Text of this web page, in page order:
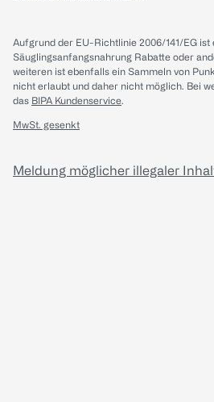
Aufgrund der EU-Richtlinie 2006/141/EG ist
Säuglingsanfangsnahrung Rabatte oder
weiteren ist ebenfalls ein Sammeln von
nicht erlaubt und daher nicht möglich. Bei
das BIPA Kundenservice.
MwSt. gesenkt
Meldung möglicher illegaler